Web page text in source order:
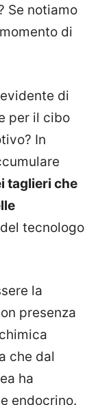
Se notiamo
di
di
per il cibo
In
taglieri che
tecnologo
la
presenza
che dal
ha
endocrino.